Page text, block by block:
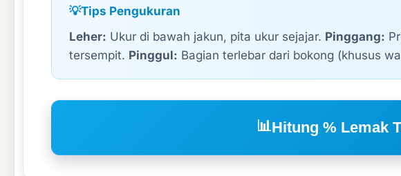
💡Tips Pengukuran
Leher: Ukur di bawah jakun, pita ukur sejajar. Pinggang:
tersempit. Pinggul: Bagian terlebar dari bokong (khusus
📊Hitung % Lemak